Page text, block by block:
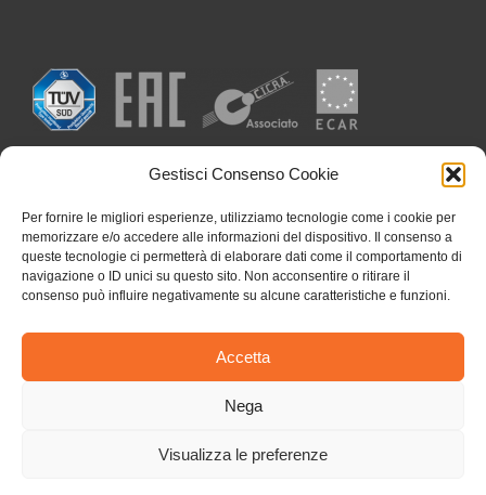
Gestisci Consenso Cookie
Per fornire le migliori esperienze, utilizziamo tecnologie come i cookie per
memorizzare e/o accedere alle informazioni del dispositivo. Il consenso a
queste tecnologie ci permetterà di elaborare dati come il comportamento di
navigazione o ID unici su questo sito. Non acconsentire o ritirare il
consenso può influire negativamente su alcune caratteristiche e funzioni.
Accetta
Nega
Visualizza le preferenze